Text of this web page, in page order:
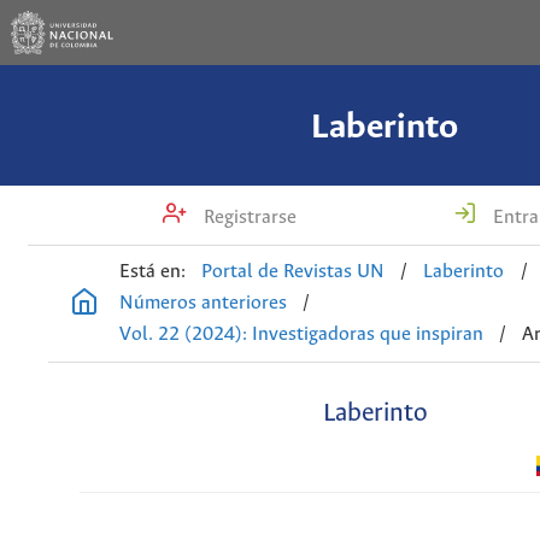
Laberinto
Registrarse
Está en: Portal de Revistas UN / Laberinto
/
Números anteriores
/
Vol. 22 (2024): Investigadoras que inspiran
/
Laberinto